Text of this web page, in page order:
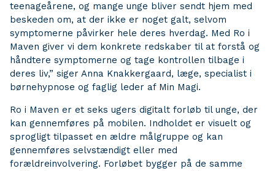
teenageårene, og mange unge bliver sendt hjem med
beskeden om, at der ikke er noget galt, selvom
symptomerne påvirker hele deres hverdag. Med Ro i
Maven giver vi dem konkrete redskaber til at forstå og
håndtere symptomerne og tage kontrollen tilbage i
deres liv,” siger Anna Knakkergaard, læge, specialist i
børnehypnose og faglig leder af Min Magi.
Ro i Maven er et seks ugers digitalt forløb til unge, der
kan gennemføres på mobilen. Indholdet er visuelt og
sprogligt tilpasset en ældre målgruppe og kan
gennemføres selvstændigt eller med
forældreinvolvering. Forløbet bygger på de samme